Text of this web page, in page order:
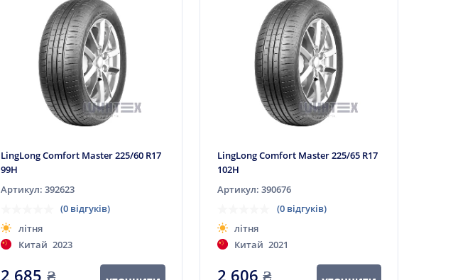
LingLong Comfort Master 225/60 R17
99H
Артикул: 392623
(0 відгуків)
літня
Китай 2023
2 685 ₴
LingLong Comfort Master 225/65 R17
102H
Артикул: 390676
(0 відгуків)
літня
Китай 2021
2 606 ₴